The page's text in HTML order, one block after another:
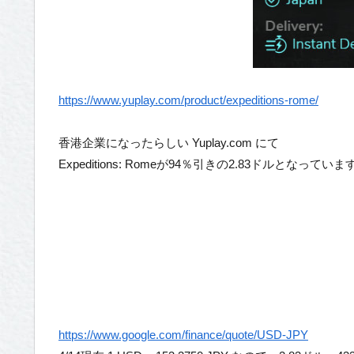
https://www.yuplay.com/product/expeditions-rome/
香港企業になったらしい Yuplay.com にて
Expeditions: Romeが94％引きの2.83ドルとなっていま
https://www.google.com/finance/quote/USD-JPY